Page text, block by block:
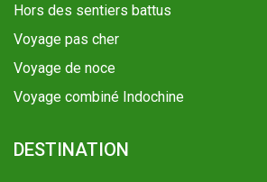
Hors des sentiers battus
Voyage pas cher
Voyage de noce
Voyage combiné Indochine
DESTINATION